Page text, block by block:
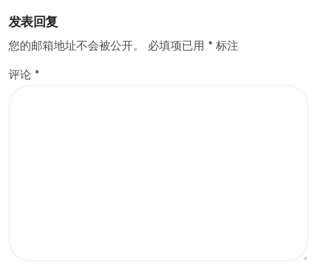
发表回复
您的邮箱地址不会被公开。 必填项已用 * 标注
评论 *